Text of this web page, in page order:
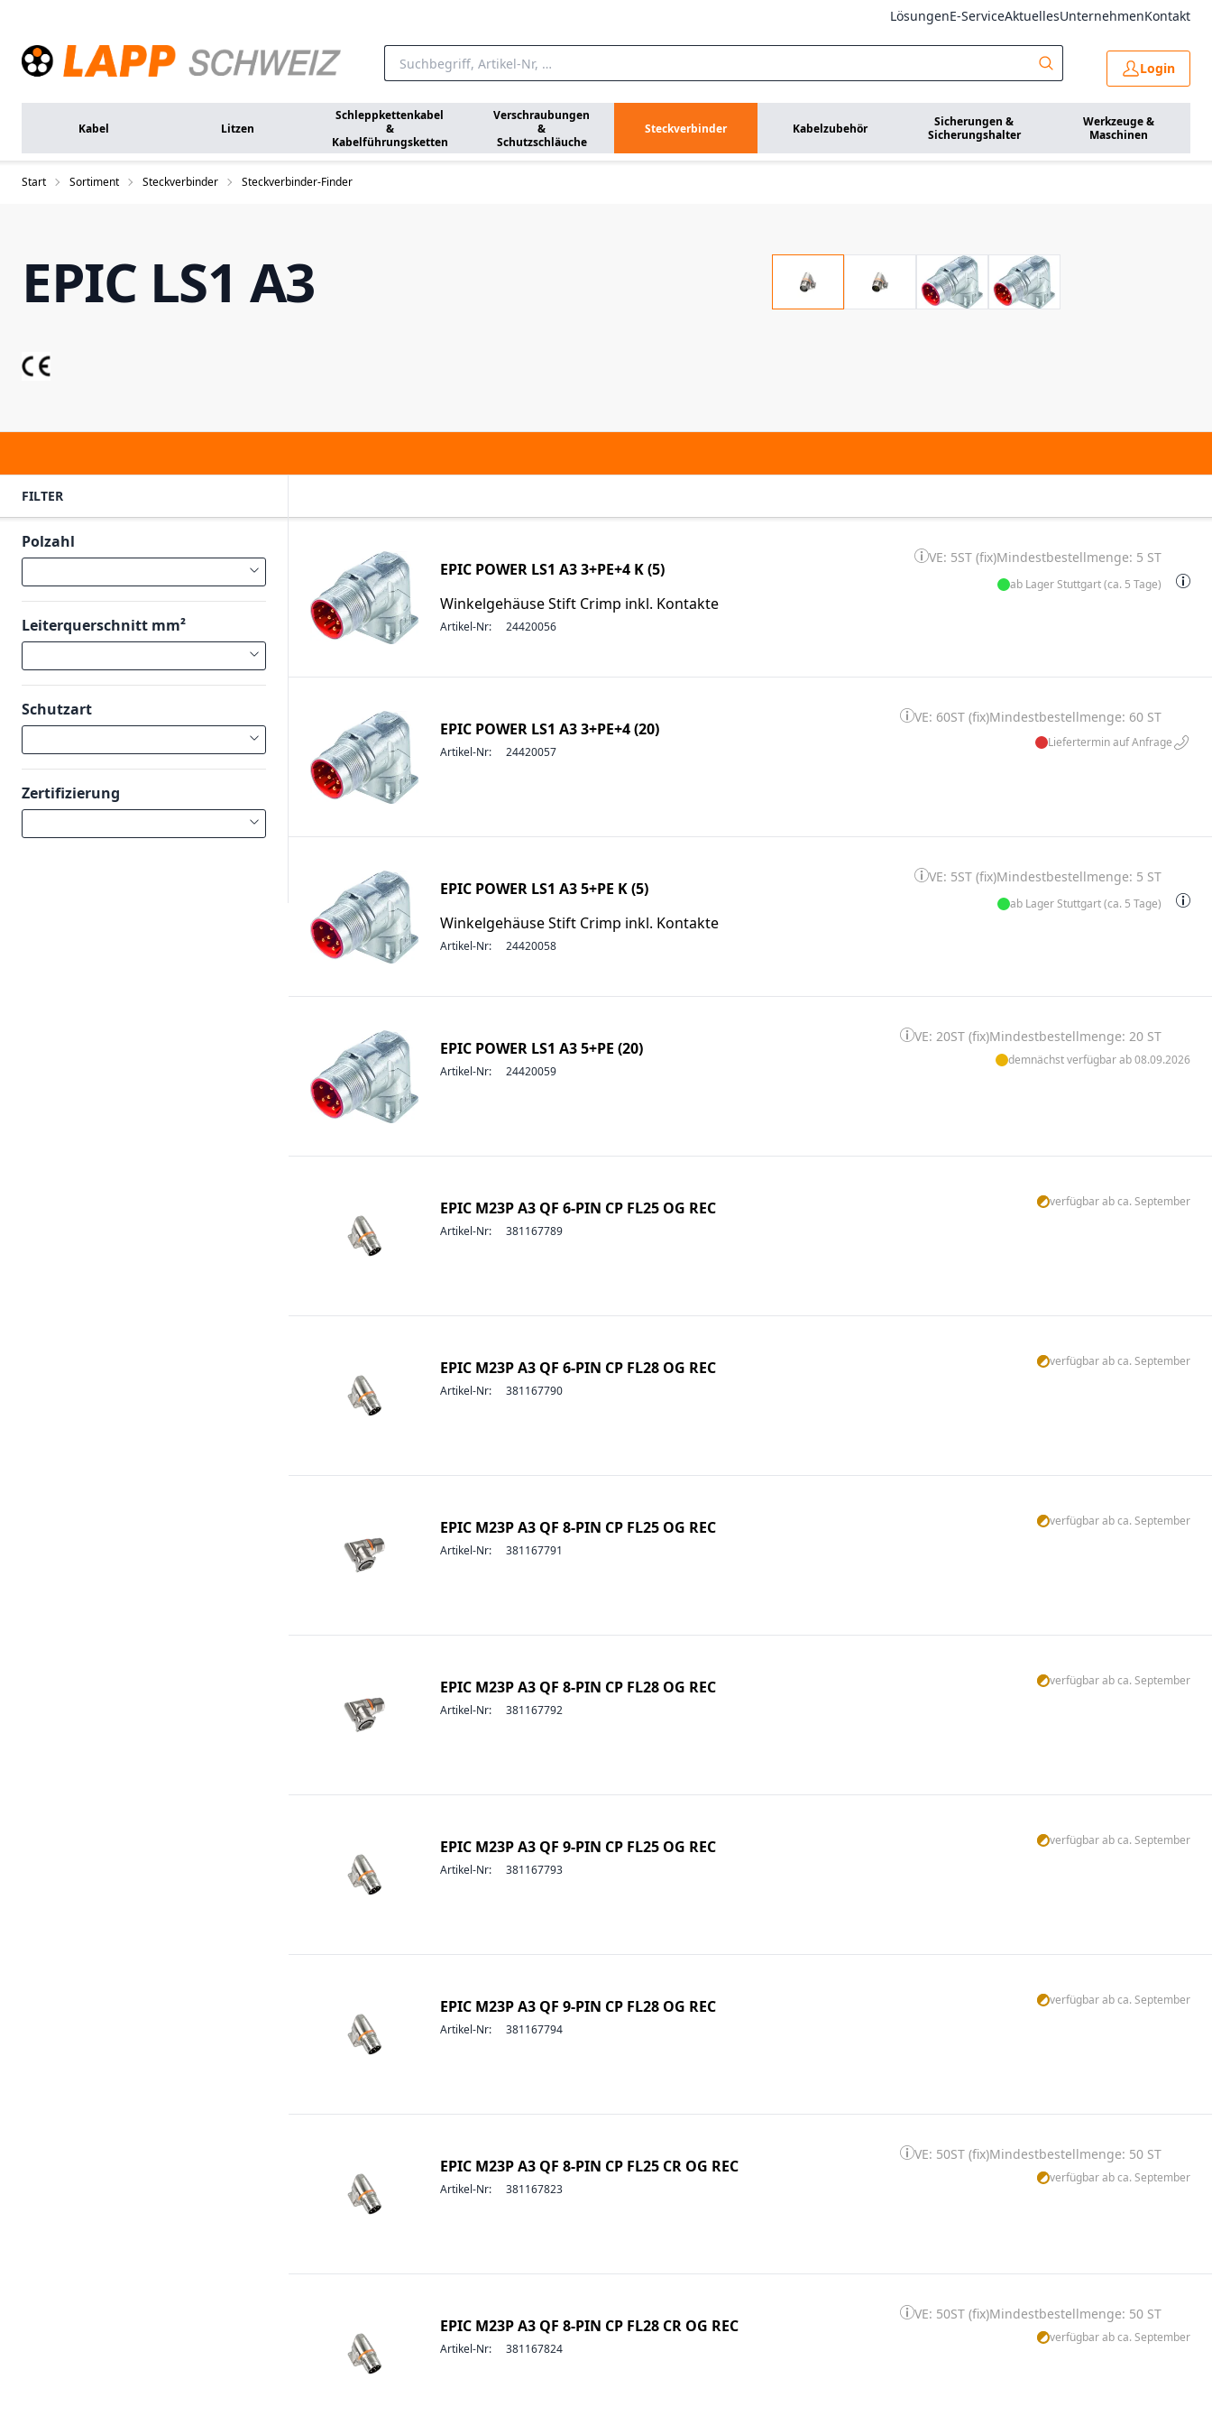
LösungenE-ServiceAktuellesUnternehmenKontakt
Login
Kabel Litzen
Schleppkettenkabel
&
Kabelführungsketten
Verschraubungen
&
Schutzschläuche
Steckverbinder Kabelzubehör
Sicherungen &
Sicherungshalter
Werkzeuge &
Maschinen
Start Sortiment Steckverbinder Steckverbinder-Finder
EPIC LS1 A3
EPIC POWER LS1 A3 3+PE+4 K (5)
Winkelgehäuse Stift Crimp inkl. Kontakte
Artikel-Nr: 24420056
VE: 5ST (fix)Mindestbestellmenge: 5 ST
ab Lager Stuttgart (ca. 5 Tage)
EPIC POWER LS1 A3 3+PE+4 (20)
Artikel-Nr: 24420057
VE: 60ST (fix)Mindestbestellmenge: 60 ST
Liefertermin auf Anfrage
EPIC POWER LS1 A3 5+PE K (5)
Winkelgehäuse Stift Crimp inkl. Kontakte
Artikel-Nr: 24420058
VE: 5ST (fix)Mindestbestellmenge: 5 ST
ab Lager Stuttgart (ca. 5 Tage)
EPIC POWER LS1 A3 5+PE (20)
Artikel-Nr: 24420059
VE: 20ST (fix)Mindestbestellmenge: 20 ST
demnächst verfügbar ab 08.09.2026
EPIC M23P A3 QF 6-PIN CP FL25 OG REC
Artikel-Nr: 381167789
verfügbar ab ca. September
EPIC M23P A3 QF 6-PIN CP FL28 OG REC
Artikel-Nr: 381167790
verfügbar ab ca. September
EPIC M23P A3 QF 8-PIN CP FL25 OG REC
Artikel-Nr: 381167791
verfügbar ab ca. September
EPIC M23P A3 QF 8-PIN CP FL28 OG REC
Artikel-Nr: 381167792
verfügbar ab ca. September
EPIC M23P A3 QF 9-PIN CP FL25 OG REC
Artikel-Nr: 381167793
verfügbar ab ca. September
EPIC M23P A3 QF 9-PIN CP FL28 OG REC
Artikel-Nr: 381167794
verfügbar ab ca. September
EPIC M23P A3 QF 8-PIN CP FL25 CR OG REC
Artikel-Nr: 381167823
VE: 50ST (fix)Mindestbestellmenge: 50 ST
verfügbar ab ca. September
EPIC M23P A3 QF 8-PIN CP FL28 CR OG REC
Artikel-Nr: 381167824
VE: 50ST (fix)Mindestbestellmenge: 50 ST
verfügbar ab ca. September
FILTER
Polzahl
Leiterquerschnitt mm²
Schutzart
Zertifizierung